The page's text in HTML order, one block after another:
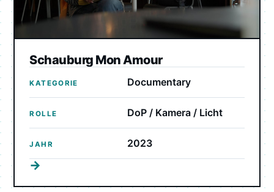
Schauburg Mon Amour
KATEGORIE Documentary
ROLLE DoP / Kamera / Licht
JAHR 2023
→